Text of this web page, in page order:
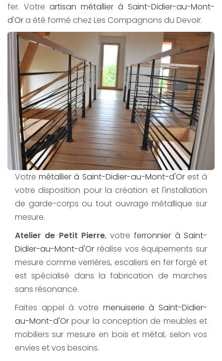
fer. Votre artisan métallier à Saint-Didier-au-Mont-
d'Or a été formé chez Les Compagnons du Devoir.
Votremétallier à Saint-Didier-au-Mont-d'Orest à
votre disposition pour la création et l'installation
de garde-corps ou tout ouvrage métallique sur
mesure.
Atelier de Petit Pierre, votreferronnier à Saint-
Didier-au-Mont-d'Or réalise vos équipements sur
mesure comme verrières, escaliers en fer forgé et
est spécialisé dans la fabrication de marches
sans résonance.
Faites appel à votre menuiserie à Saint-Didier-
au-Mont-d'Or pour la conception de meubles et
mobiliers sur mesure en bois et métal, selon vos
envies et vos besoins.